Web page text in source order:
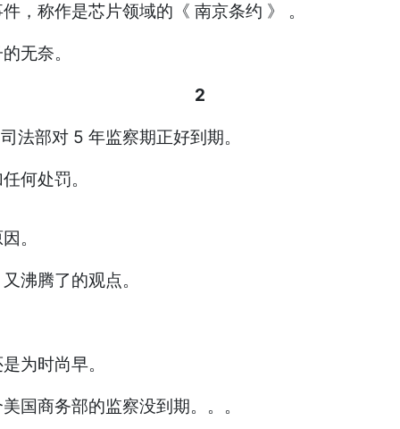
，称作是芯片领域的《 南京条约 》 。
无奈。
2
法部对 5 年监察期正好到期。
何处罚。
。
沸腾了的观点。
为时尚早。
国商务部的监察没到期。。。